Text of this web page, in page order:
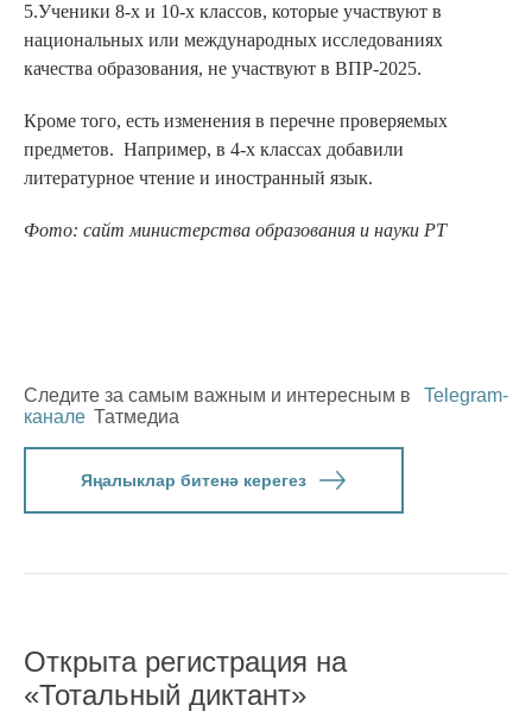
5.Ученики 8-х и 10-х классов, которые участвуют в
национальных или международных исследованиях
качества образования, не участвуют в ВПР-2025.
Кроме того, есть изменения в перечне проверяемых
предметов. Например, в 4-х классах добавили
литературное чтение и иностранный язык.
Фото: сайт министерства образования и науки РТ
Следите за самым важным и интересным в
Telegram-
канале Татмедиа
Яңалыклар битенә керегез
Открыта регистрация на
«Тотальный диктант»